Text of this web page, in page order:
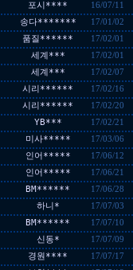
포시**** 16/07/11
송다******* 17/01/02
품질****** 17/02/01
세계*** 17/02/01
세계*** 17/02/07
시리****** 17/02/16
시리****** 17/02/20
YB*** 17/02/21
미사***** 17/03/06
인어***** 17/06/12
인어***** 17/06/21
BM****** 17/06/28
하니* 17/07/03
BM****** 17/07/10
신동* 17/07/09
경원**** 17/07/17